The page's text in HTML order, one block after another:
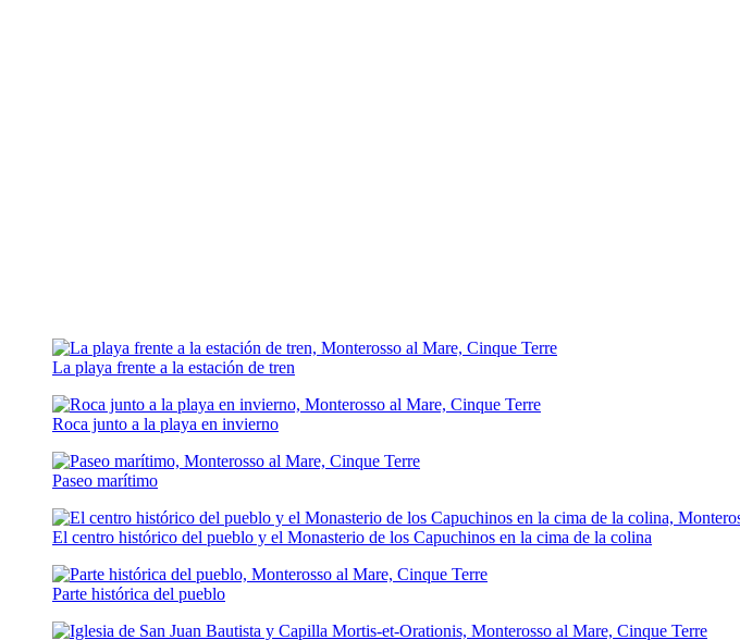
La playa frente a la estación de tren
Roca junto a la playa en invierno
Paseo marítimo
El centro histórico del pueblo y el Monasterio de los Capuchinos en la cima de la colina
Parte histórica del pueblo